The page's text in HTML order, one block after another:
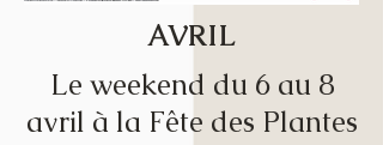
AVRIL
Le weekend du 6 au 8
avril à la Fête des Plantes